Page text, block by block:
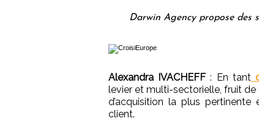
Darwin Agency propose des
Alexandra IVACHEFF: En tant
levier et multi-sectorielle, fruit de
d’acquisition la plus
client.